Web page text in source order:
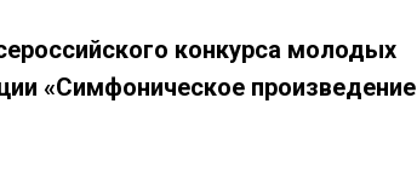
конкурса молодых
«Симфоническое произведение